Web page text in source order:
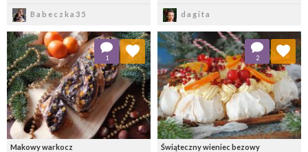
Babeczka35 dagita
Makowy warkocz
1
Dodaj do ulubionych
Wybierz listę:
Świąteczny wieniec bezowy
2
Dodaj do ulubionych
Wybierz listę: